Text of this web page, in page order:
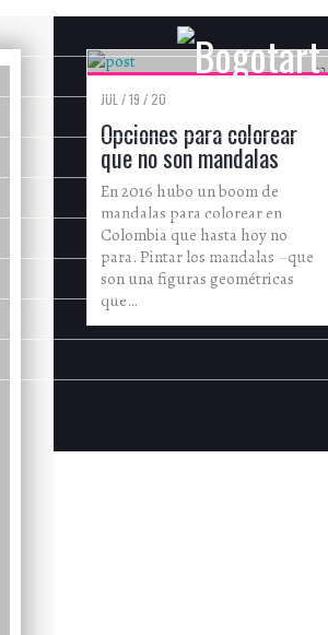
ARTISTAS
JUL / 19 / 20
Opciones para colorear
que no son mandalas
En 2016 hubo un boom de
mandalas para colorear en
Colombia que hasta hoy no
para. Pintar los mandalas –que
son una figuras geométricas
que…